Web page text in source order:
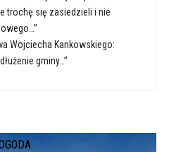
trochę się zasiedzieli i nie
Wojciecha Kankowskiego:
gminy…”